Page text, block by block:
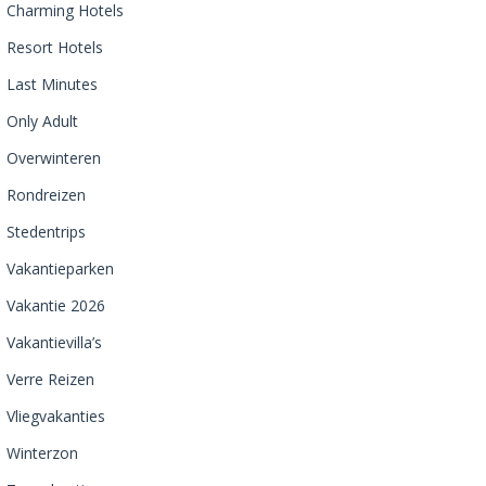
Charming Hotels
Resort Hotels
Last Minutes
Only Adult
Overwinteren
Rondreizen
Stedentrips
Vakantieparken
Vakantie 2026
Vakantievilla’s
Verre Reizen
Vliegvakanties
Winterzon